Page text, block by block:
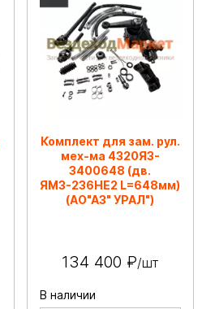
Комплект для зам. рул.
мех-ма 4320Я3-
3400648 (дв.
ЯМЗ-236НЕ2 L=648мм)
(АО"АЗ" УРАЛ")
134 400 ₽/шт
В наличии